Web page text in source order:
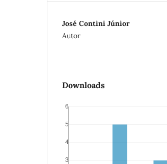
José Contini Júnior
Autor
Downloads